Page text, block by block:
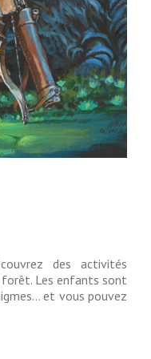
des activités
forêt. Les enfants sont
et vous pouvez